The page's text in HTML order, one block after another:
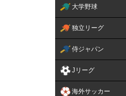
大学野球
独立リーグ
侍ジャパン
Jリーグ
海外サッカー